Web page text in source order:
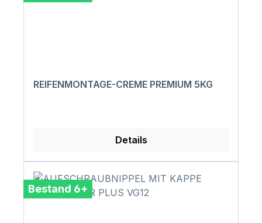
REIFENMONTAGE-CREME PREMIUM 5KG
Details
Bestand 6+